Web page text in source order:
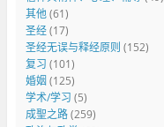
其他(61)
圣经(17)
圣经无误与释经原则 (152)
复习 (101)
婚姻 (125)
学术/学习 (5)
成聖之路(259)